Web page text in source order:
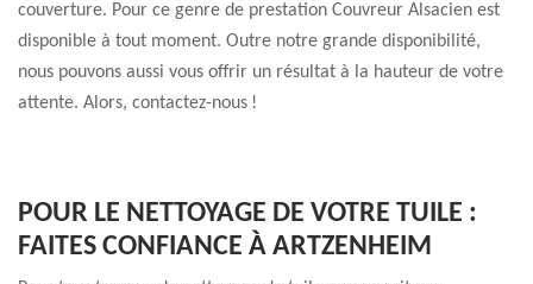
couverture. Pour ce genre de prestation Couvreur Alsacien est
disponible à tout moment. Outre notre grande disponibilité,
nous pouvons aussi vous offrir un résultat à la hauteur de votre
attente. Alors, contactez-nous !
POUR LE NETTOYAGE DE VOTRE TUILE :
FAITES CONFIANCE À ARTZENHEIM